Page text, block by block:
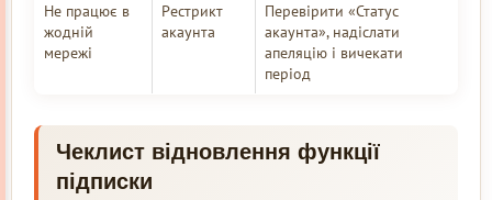
Не працює в
жодній
мережі
Рестрикт
акаунта
Перевірити «Статус
акаунта», надіслати
апеляцію і вичекати
період
Чеклист відновлення функції
підписки